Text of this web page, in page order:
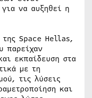
να αυξηθεί η
της Space Hellas,
παρείχαν
εκπαίδευση στα
με τη
τις λύσεις
και